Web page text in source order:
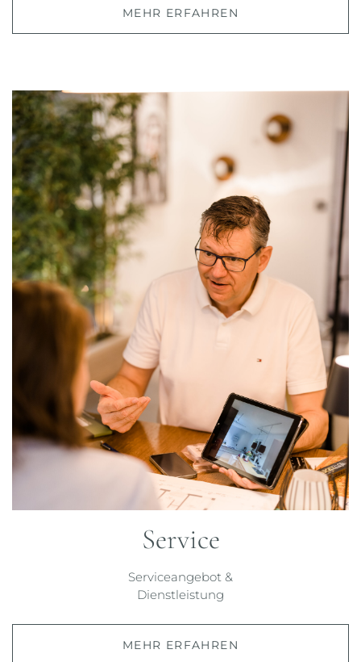
MEHR ERFAHREN
Service
Serviceangebot &
Dienstleistung
MEHR ERFAHREN